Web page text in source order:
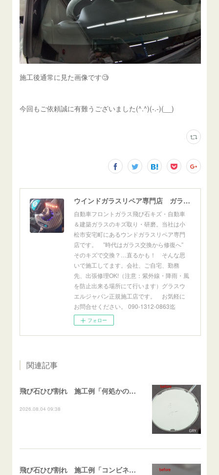
施工後通常に見た画像です🧐
今回もご依頼誠に有難うございました(^.^)(-.-)(__)
ウインドガラスリペア専門店 ガラスリペア・ヨシダ グラスウェルドジャパン 正規施工店 小松市
自動車フロントガラス飛び石キズ・自動車
＆建築ガラスのキズ取り・研磨。当社は小
松市安宅町にあるウンドガラスリペア専門
店です。 ”時代はガラス交換から修復へ”
そのキズで交換？…直るかも！ そんな思
いで施工してます。会社、ご自宅、勤務
先、出張修理OK!（注意：紫外線・降雨・風
を防止出来る場所にて行います）グラスウ
エルジャパン正規施工店です。 お気軽に
お問合せください。 090-1312-0863迄
フォロー
関連記事
飛び石ひび割れ 施工例「何処かの施工歴再修復（ヒビ伸び先）及び小さなひび割れ」スイフト
2026.08.04 09:38
飛び石ひび割れ 施工例「コンビネーションブレイク」 ZR-V